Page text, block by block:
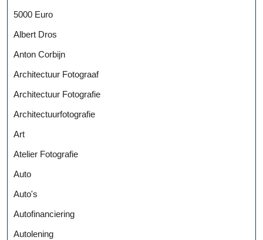
5000 Euro
Albert Dros
Anton Corbijn
Architectuur Fotograaf
Architectuur Fotografie
Architectuurfotografie
Art
Atelier Fotografie
Auto
Auto's
Autofinanciering
Autolening